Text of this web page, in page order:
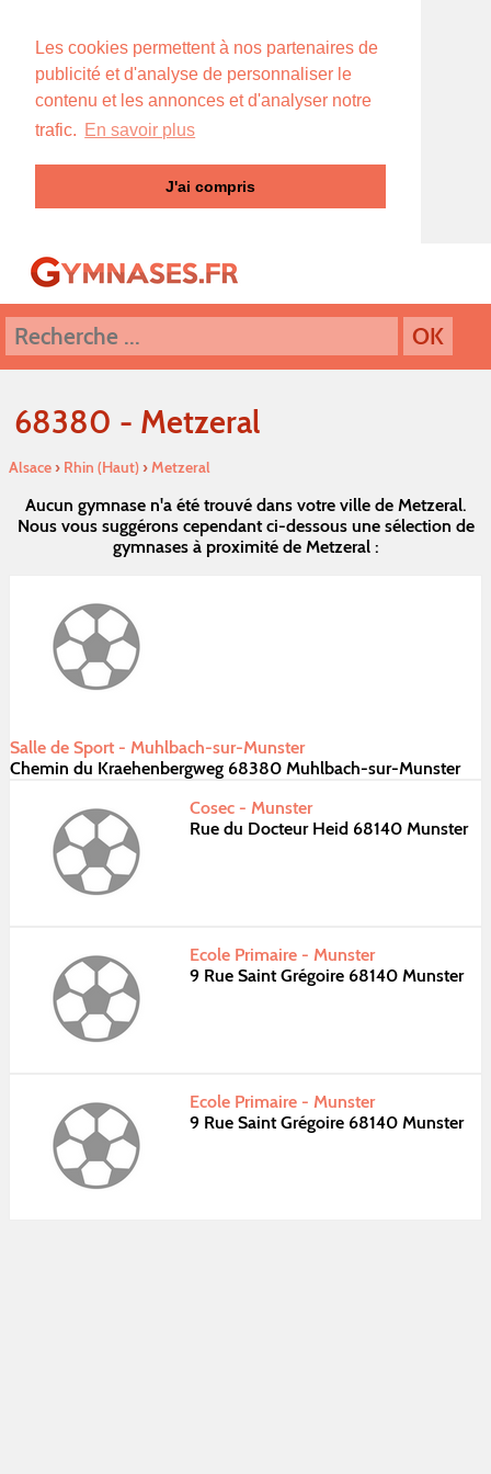
Les cookies permettent à nos partenaires de
publicité et d'analyse de personnaliser le
contenu et les annonces et d'analyser notre
trafic. En savoir plus
J'ai compris
68380 - Metzeral
Alsace› Rhin (Haut)›Metzeral
Aucun gymnase n'a été trouvé dans votre ville de Metzeral.
Nous vous suggérons cependant ci-dessous une sélection de
gymnases à proximité de Metzeral :
Salle de Sport - Muhlbach-sur-Munster
Chemin du Kraehenbergweg 68380 Muhlbach-sur-Munster
Cosec - Munster
Rue du Docteur Heid 68140 Munster
Ecole Primaire - Munster
9 Rue Saint Grégoire 68140 Munster
Ecole Primaire - Munster
9 Rue Saint Grégoire 68140 Munster